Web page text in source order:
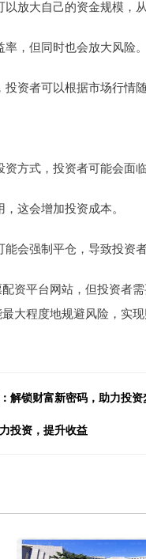
放大自己的资金规模，
，但同时也会放大风险。
资者可以根据市场行情随
方式，投资者可能会面
这会增加投资成本。
会强制平仓，导致投资者
资平台网站，但投资者
大程度地规避风险，实现
解锁财富新密码，助力投资
投资，提升收益